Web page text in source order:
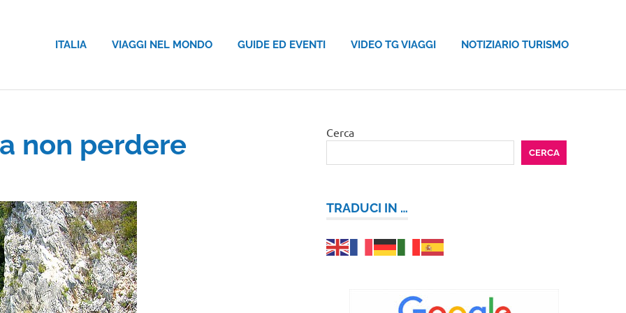
ITALIA VIAGGI NEL MONDO GUIDE ED EVENTI VIDEO TG VIAGGI NOTIZIARIO TURISMO
non perdere Cerca
CERCA
TRADUCI IN …